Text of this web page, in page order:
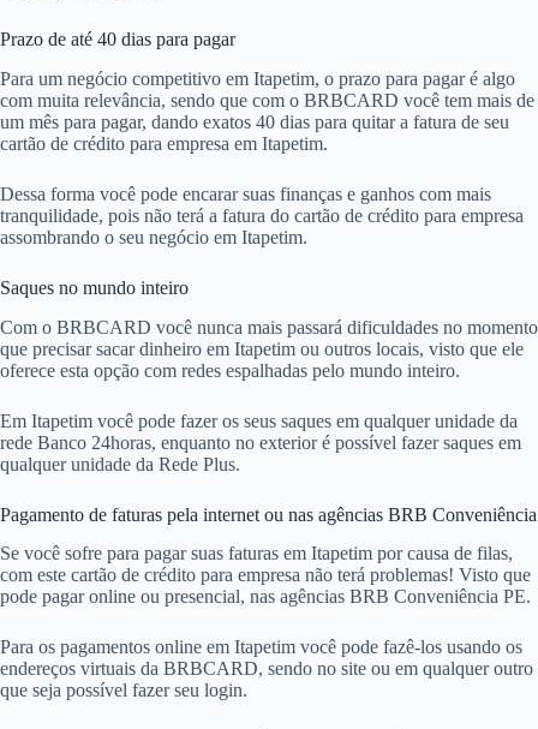
Prazo de até 40 dias para pagar
Para um negócio competitivo em Itapetim, o prazo para pagar é algo
com muita relevância, sendo que com o BRBCARD você tem mais de
um mês para pagar, dando exatos 40 dias para quitar a fatura de seu
cartão de crédito para empresa em Itapetim.
Dessa forma você pode encarar suas finanças e ganhos com mais
tranquilidade, pois não terá a fatura do cartão de crédito para empresa
assombrando o seu negócio em Itapetim.
Saques no mundo inteiro
Com o BRBCARD você nunca mais passará dificuldades no momento
que precisar sacar dinheiro em Itapetim ou outros locais, visto que ele
oferece esta opção com redes espalhadas pelo mundo inteiro.
Em Itapetim você pode fazer os seus saques em qualquer unidade da
rede Banco 24horas, enquanto no exterior é possível fazer saques em
qualquer unidade da Rede Plus.
Pagamento de faturas pela internet ou nas agências BRB Conveniência
Se você sofre para pagar suas faturas em Itapetim por causa de filas,
com este cartão de crédito para empresa não terá problemas! Visto que
pode pagar online ou presencial, nas agências BRB Conveniência PE.
Para os pagamentos online em Itapetim você pode fazê-los usando os
endereços virtuais da BRBCARD, sendo no site ou em qualquer outro
que seja possível fazer seu login.